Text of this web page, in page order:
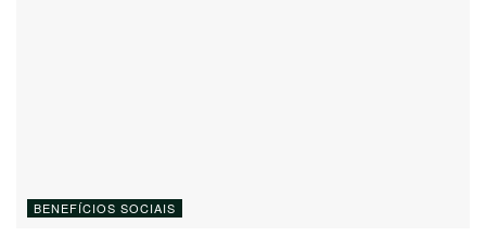
BENEFÍCIOS SOCIAIS